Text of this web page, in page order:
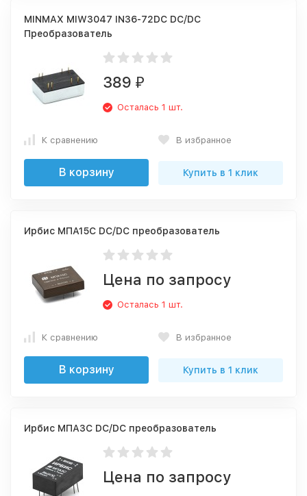
MINMAX MIW3047 IN36-72DC DC/DC
Преобразователь
389 ₽
Осталась 1 шт.
К сравнению В избранное
В корзину Купить в 1 клик
Ирбис МПА15С DC/DC преобразователь
Цена по запросу
Осталась 1 шт.
К сравнению В избранное
В корзину Купить в 1 клик
Ирбис МПА3С DC/DC преобразователь
Цена по запросу